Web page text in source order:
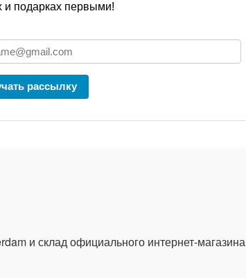
и подарках первыми!
рассылку
и склад официального интернет-магазина